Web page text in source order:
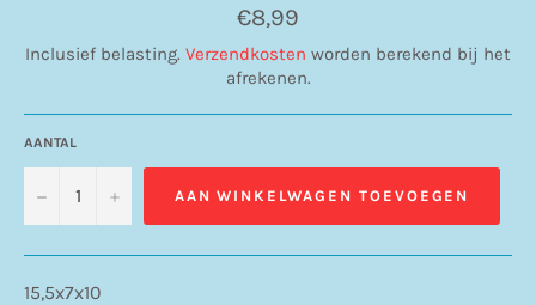
Normale
prijs
€8,99
Inclusief belasting. Verzendkosten worden berekend bij het
afrekenen.
AANTAL
− + AAN WINKELWAGEN TOEVOEGEN
15,5x7x10